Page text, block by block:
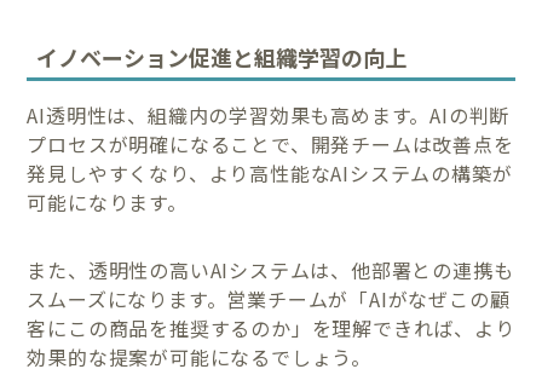
イノベーション促進と組織学習の向上
AI透明性は、組織内の学習効果も高めます。AIの判断
プロセスが明確になることで、開発チームは改善点を
発見しやすくなり、より高性能なAIシステムの構築が
可能になります。
また、透明性の高いAIシステムは、他部署との連携も
スムーズになります。営業チームが「AIがなぜこの顧
客にこの商品を推奨するのか」を理解できれば、より
効果的な提案が可能になるでしょう。